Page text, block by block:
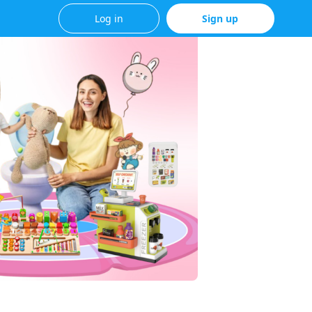
Log in Sign up